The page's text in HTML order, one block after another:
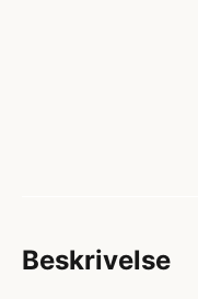
Beskrivelse